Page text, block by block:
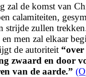
zal de komst van
calamiteiten,
strijde zullen
men zal elkaar
de autoriteit “over
zwaard en door
van de aarde.”